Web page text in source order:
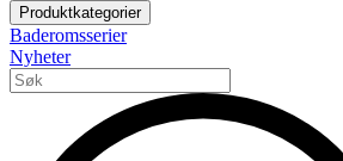
Produktkategorier
Baderomsserier
Nyheter